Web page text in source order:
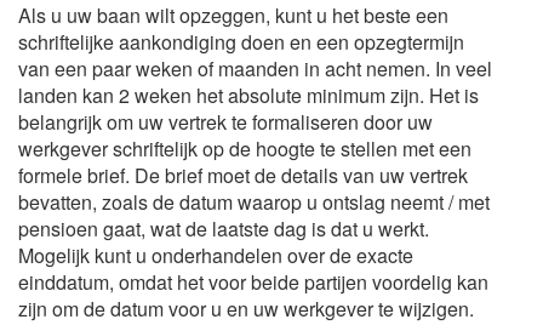
Als u uw baan wilt opzeggen, kunt u het beste een
schriftelijke aankondiging doen en een opzegtermijn
van een paar weken of maanden in acht nemen. In veel
landen kan 2 weken het absolute minimum zijn. Het is
belangrijk om uw vertrek te formaliseren door uw
werkgever schriftelijk op de hoogte te stellen met een
formele brief. De brief moet de details van uw vertrek
bevatten, zoals de datum waarop u ontslag neemt / met
pensioen gaat, wat de laatste dag is dat u werkt.
Mogelijk kunt u onderhandelen over de exacte
einddatum, omdat het voor beide partijen voordelig kan
zijn om de datum voor u en uw werkgever te wijzigen.